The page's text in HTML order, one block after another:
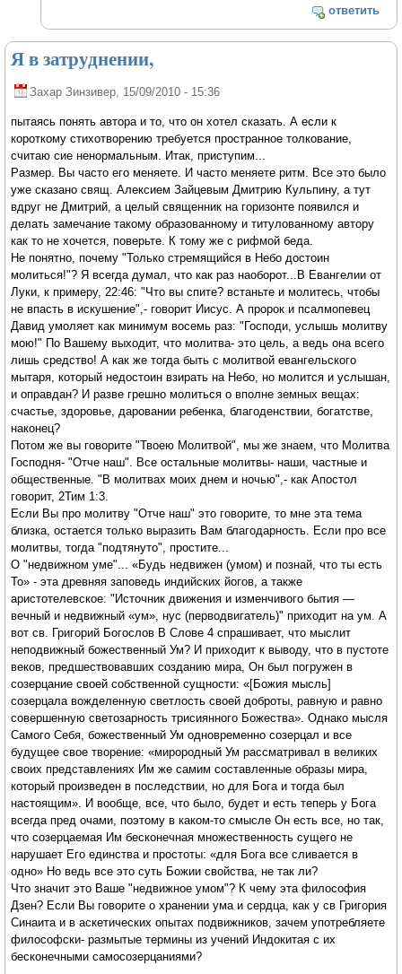
ответить
Я в затруднении,
Захар Зинзивер, 15/09/2010 - 15:36
пытаясь понять автора и то, что он хотел сказать. А если к
короткому стихотворению требуется пространное толкование,
считаю сие ненормальным. Итак, приступим...
Размер. Вы часто его меняете. И часто меняете ритм. Все это было
уже сказано свящ. Алексием Зайцевым Дмитрию Кульпину, а тут
вдруг не Дмитрий, а целый священник на горизонте появился и
делать замечание такому образованному и титулованному автору
как то не хочется, поверьте. К тому же с рифмой беда.
Не понятно, почему "Только стремящийся в Небо достоин
молиться!"? Я всегда думал, что как раз наоборот...В Евангелии от
Луки, к примеру, 22:46: "Что вы спите? встаньте и молитесь, чтобы
не впасть в искушение",- говорит Иисус. А пророк и псалмопевец
Давид умоляет как минимум восемь раз: "Господи, услышь молитву
мою!" По Вашему выходит, что молитва- это цель, а ведь она всего
лишь средство! А как же тогда быть с молитвой евангельского
мытаря, который недостоин взирать на Небо, но молится и услышан,
и оправдан? И разве грешно молиться о вполне земных вещах:
счастье, здоровье, даровании ребенка, благоденствии, богатстве,
наконец?
Потом же вы говорите "Твоею Молитвой", мы же знаем, что Молитва
Господня- "Отче наш". Все остальные молитвы- наши, частные и
общественные. "В молитвах моих днем и ночью",- как Апостол
говорит, 2Тим 1:3.
Если Вы про молитву "Отче наш" это говорите, то мне эта тема
близка, остается только выразить Вам благодарность. Если про все
молитвы, тогда "подтянуто", простите...
О "недвижном уме"... «Будь недвижен (умом) и познай, что ты есть
То» - эта древняя заповедь индийских йогов, а также
аристотелевское: "Источник движения и изменчивого бытия —
вечный и недвижный «ум», нус (перводвигатель)" приходит на ум. А
вот св. Григорий Богослов В Слове 4 спрашивает, что мыслит
неподвижный божественный Ум? И приходит к выводу, что в пустоте
веков, предшествовавших созданию мира, Он был погружен в
созерцание своей собственной сущности: «[Божия мысль]
созерцала вожделенную светлость своей доброты, равную и равно
совершенную светозарность трисиянного Божества». Однако мысля
Самого Себя, божественный Ум одновременно созерцал и все
будущее свое творение: «мирородный Ум рассматривал в великих
своих представлениях Им же самим составленные образы мира,
который произведен в последствии, но для Бога и тогда был
настоящим». И вообще, все, что было, будет и есть теперь у Бога
всегда пред очами, поэтому в каком-то смысле Он есть все, но так,
что созерцаемая Им бесконечная множественность сущего не
нарушает Его единства и простоты: «для Бога все сливается в
одно» Но ведь все это суть Божии свойства, не так ли?
Что значит это Ваше "недвижное умом"? К чему эта философия
Дзен? Если Вы говорите о хранении ума и сердца, как у св Григория
Синаита и в аскетических опытах подвижников, зачем употребляете
философски- размытые термины из учений Индокитая с их
бесконечными самосозерцаниями?